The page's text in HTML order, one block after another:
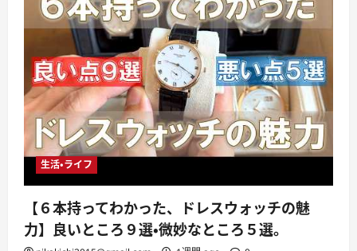
生活・ライフ
【６本持ってわかった、ドレスウォッチの魅
力】良いところ９選・微妙なところ５選。